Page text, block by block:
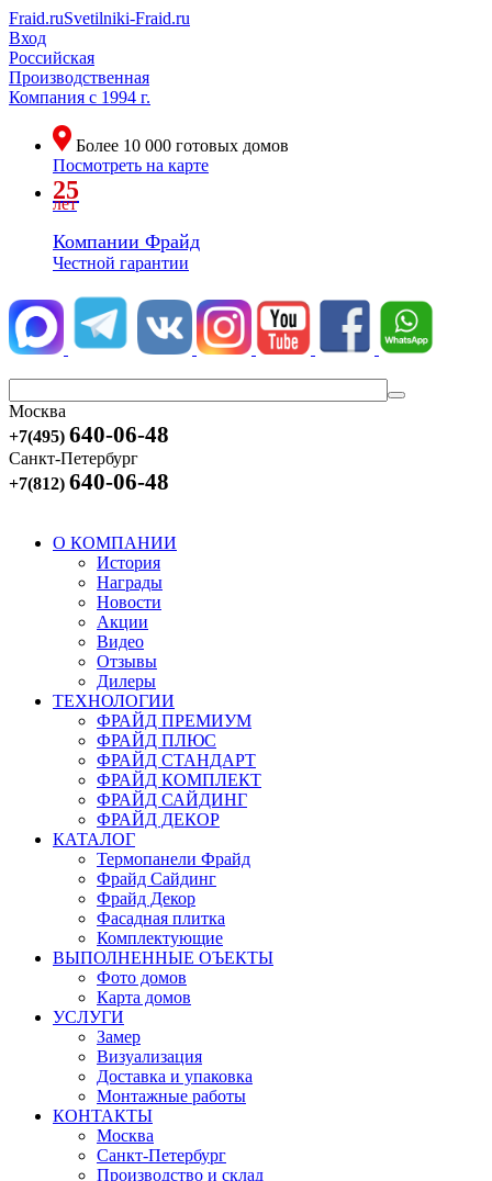
Fraid.ruSvetilniki-Fraid.ru
Вход
Российская
Производственная
Компания с 1994 г.
Более 10 000 готовых домов
Посмотреть на карте
25
лет
Компании Фрайд
Честной гарантии
Москва
+7(495) 640-06-48
Санкт-Петербург
+7(812) 640-06-48
О КОМПАНИИ
История
Награды
Новости
Акции
Видео
Отзывы
Дилеры
ТЕХНОЛОГИИ
ФРАЙД ПРЕМИУМ
ФРАЙД ПЛЮС
ФРАЙД СТАНДАРТ
ФРАЙД КОМПЛЕКТ
ФРАЙД САЙДИНГ
ФРАЙД ДЕКОР
КАТАЛОГ
Термопанели Фрайд
Фрайд Сайдинг
Фрайд Декор
Фасадная плитка
Комплектующие
ВЫПОЛНЕННЫЕ ОЪЕКТЫ
Фото домов
Карта домов
УСЛУГИ
Замер
Визуализация
Доставка и упаковка
Монтажные работы
КОНТАКТЫ
Москва
Санкт-Петербург
Производство и склад